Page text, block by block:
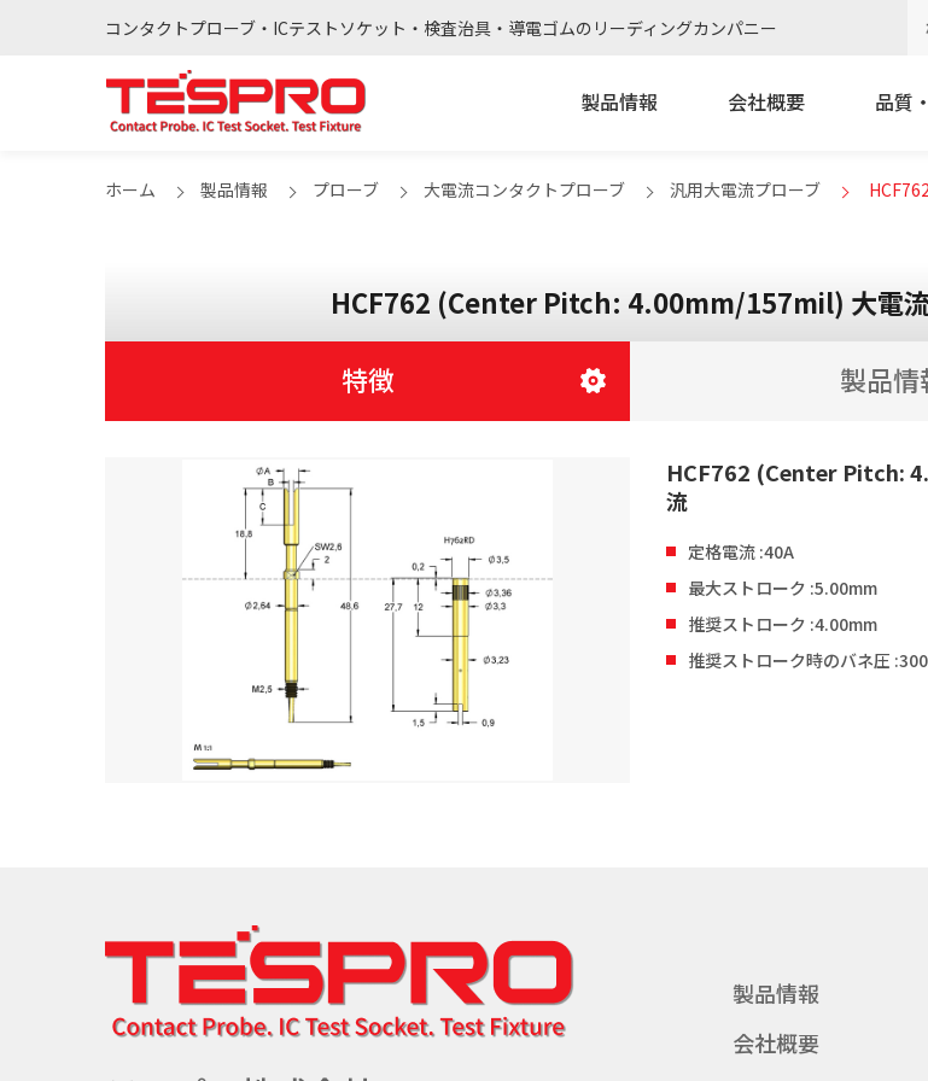
コンタクトプローブ・ICテストソケット・検査治具・導電ゴムのリーディングカンパニー
製品情報 会社概要 品質
ホーム 製品情報 プローブ 大電流コンタクトプローブ 汎用大電流プローブ
HCF762 (Center Pitch: 4.00mm/157mil) 大電
特徴
製品情
HCF762 (Center Pitch:
流
定格電流 :40A
最大ストローク :5.00mm
推奨ストローク :4.00mm
推奨ストローク時のバネ圧
製品情報
会社概要